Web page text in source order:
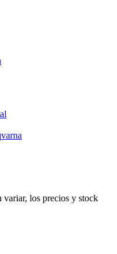
variar, los precios y stock